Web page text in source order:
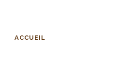
ACCUEIL